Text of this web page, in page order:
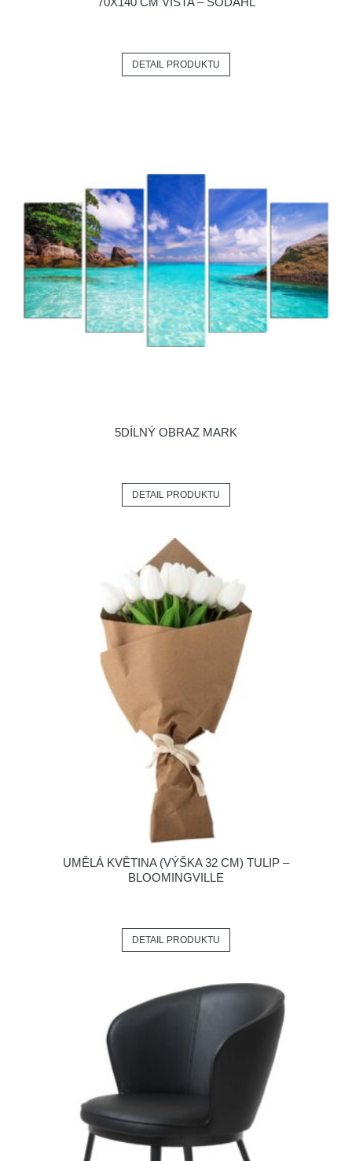
DETAIL PRODUKTU
5DÍLNÝ OBRAZ MARK
DETAIL PRODUKTU
UMĚLÁ KVĚTINA (VÝŠKA 32 CM) TULIP –
BLOOMINGVILLE
DETAIL PRODUKTU